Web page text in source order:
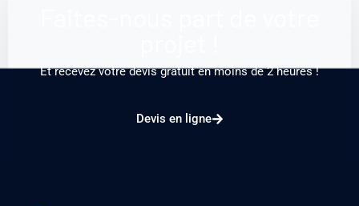
Et recevez votre devis gratuit en moins de 2 heures !
Devis en ligne